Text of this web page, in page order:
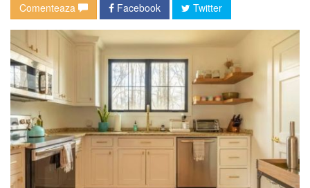
Comenteaza Facebook Twitter